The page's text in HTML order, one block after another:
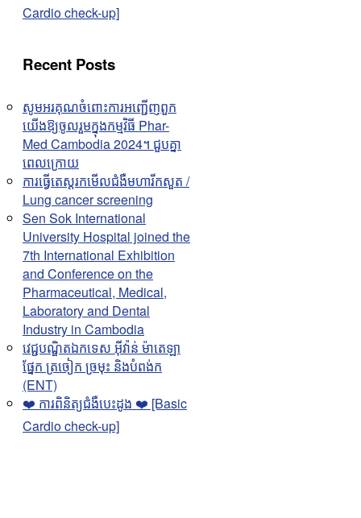
Cardio check-up]
Recent Posts
សូមអរគុណចំពោះការអញ្ជើញពួក
យើងឱ្យចូលរួមក្នុងកម្មវិធី Phar-
Med Cambodia 2024។ ជួបគ្នា
ពេលក្រោយ
ការធ្វើតេស្តរកមើលជំងឺមហារីកសួត /
Lung cancer screening
Sen Sok International
University Hospital joined the
7th International Exhibition
and Conference on the
Pharmaceutical, Medical,
Laboratory and Dental
Industry in Cambodia
វេជ្ជបណ្ឌិតឯកទេស អុីវ៉ាន់ ម៉ាតេឡា
ផ្នែក ត្រចៀក ច្រមុះ និងបំពង់ក
(ENT)
❤️ ការពិនិត្យជំងឺបេះដូង ❤️ [Basic
Cardio check-up]